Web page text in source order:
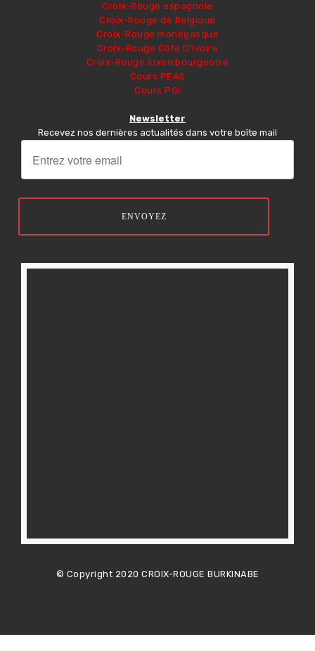
Croix-Rouge espagnole
Croix-Rouge de Belgique
Croix-Rouge monégasque
Croix-Rouge Côte D’Ivoire
Croix-Rouge luxembourgeoise
Cours PEAS
Cours PGI
Newsletter
Recevez nos dernières actualités dans votre boîte mail
ENVOYEZ
© Copyright 2020 CROIX-ROUGE BURKINABE